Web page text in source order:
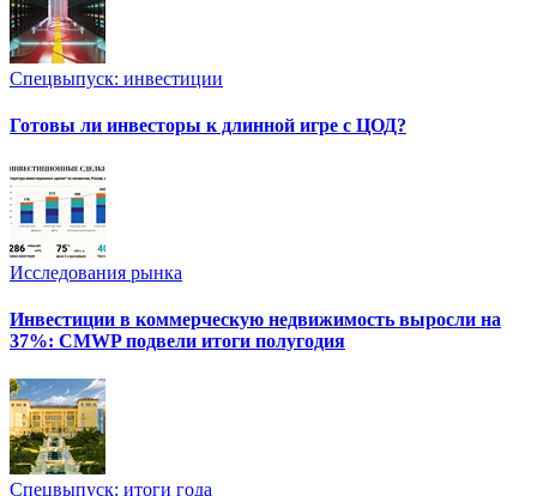
Спецвыпуск: инвестиции
Готовы ли инвесторы к длинной игре с ЦОД?
Исследования рынка
Инвестиции в коммерческую недвижимость выросли на
37%: CMWP подвели итоги полугодия
Спецвыпуск: итоги года